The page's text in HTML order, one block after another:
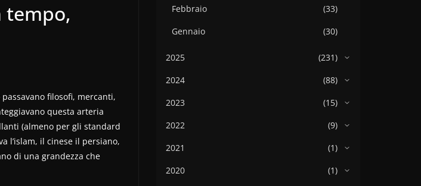
tempo,
filosofi, mercanti,
questa arteria
(almeno per gli standard
l’islam, il cinese il persiano,
di una grandezza che
Febbraio
(33)
Gennaio
(30)
2025
(231)
2024
(88)
2023
(15)
2022
(9)
2021
(1)
2020
(1)